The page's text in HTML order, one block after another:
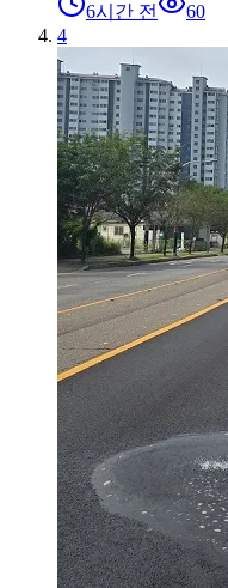
6시간 전
60
4